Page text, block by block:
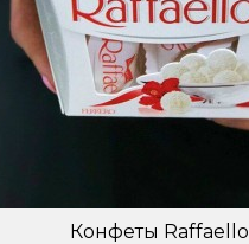
Конфеты Raffaello